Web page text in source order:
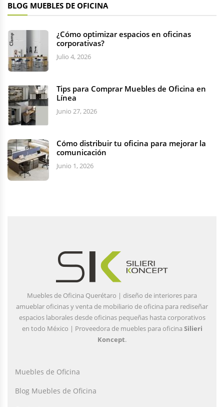
BLOG MUEBLES DE OFICINA
¿Cómo optimizar espacios en oficinas
corporativas?
Julio 4, 2026
Tips para Comprar Muebles de Oficina en
Línea
Junio 27, 2026
Cómo distribuir tu oficina para mejorar la
comunicación
Junio 1, 2026
Muebles de Oficina Querétaro | diseño de interiores para
amueblar oficinas y venta de mobiliario de oficina para rediseñar
espacios laborales desde oficinas pequeñas hasta corporativos
en todo México | Proveedora de muebles para oficina Silieri
Koncept.
Muebles de Oficina
Blog Muebles de Oficina